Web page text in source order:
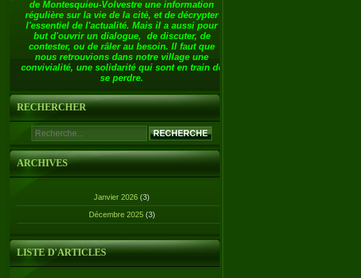
de Montesquieu-Volvestre une information
régulière sur la vie de la cité, et de décrypter
l'essentiel de l'actualité. Mais il a aussi pour
but d'ouvrir un dialogue, de discuter, de
contester, ou de râler au besoin. Il faut que
nous retrouvions dans notre village une
convivialité, une solidarité qui sont en train de
se perdre.
RECHERCHER
ARCHIVES
Janvier 2026 (3)
Décembre 2025 (3)
LISTE D'ARTICLES